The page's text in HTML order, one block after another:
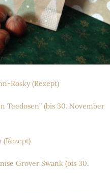
Rosky (Rezept)
Teedosen” (bis 30. November
Grover Swank (bis 30.